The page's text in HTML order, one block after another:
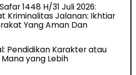
1448 H/31 Juli 2026:
Kriminalitas Jalanan: Ikhtiar
Yang Aman Dan
Pendidikan Karakter atau
yang Lebih